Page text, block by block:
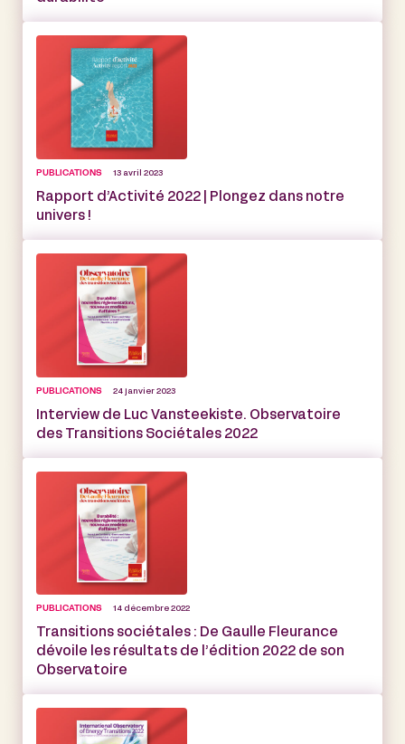
PUBLICATIONS 13 avril 2023
Rapport d’Activité 2022 | Plongez dans notre
univers !
PUBLICATIONS 24 janvier 2023
Interview de Luc Vansteekiste. Observatoire
des Transitions Sociétales 2022
PUBLICATIONS 14 décembre 2022
Transitions sociétales : De Gaulle Fleurance
dévoile les résultats de l’édition 2022 de son
Observatoire